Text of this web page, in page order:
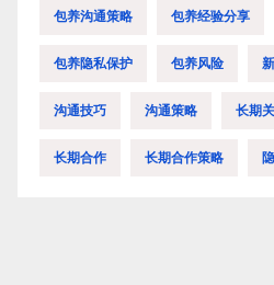
包养沟通策略 包养经验分享
包养隐私保护 包养风险
沟通技巧 沟通策略 长期
长期合作 长期合作策略